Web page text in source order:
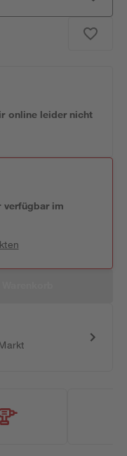
online leider nicht
verfügbar im